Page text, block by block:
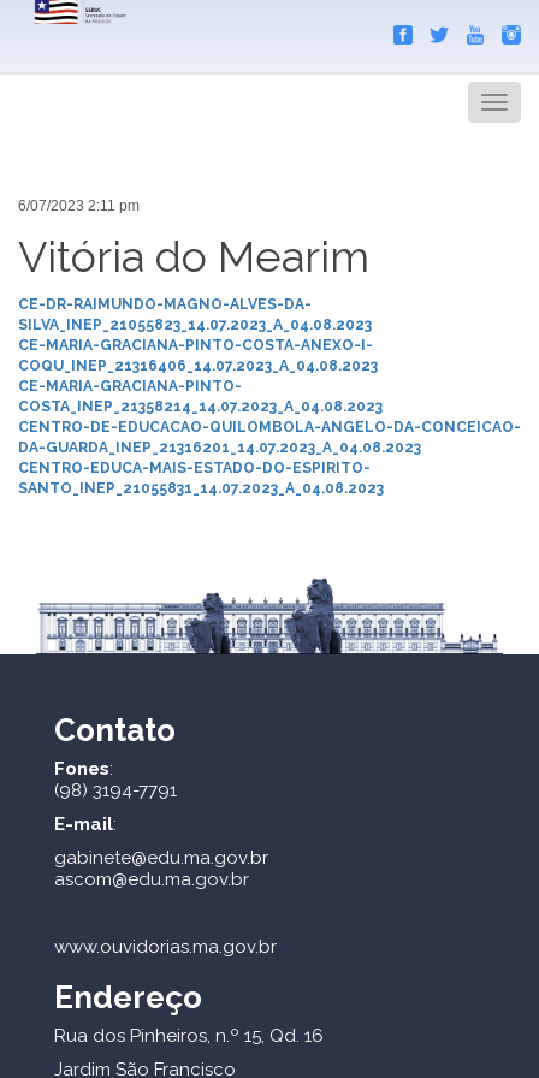
Menu
6/07/2023 2:11 pm
Vitória do Mearim
CE-DR-RAIMUNDO-MAGNO-ALVES-DA-
SILVA_INEP_21055823_14.07.2023_A_04.08.2023
CE-MARIA-GRACIANA-PINTO-COSTA-ANEXO-I-
COQU_INEP_21316406_14.07.2023_A_04.08.2023
CE-MARIA-GRACIANA-PINTO-
COSTA_INEP_21358214_14.07.2023_A_04.08.2023
CENTRO-DE-EDUCACAO-QUILOMBOLA-ANGELO-DA-CONCEICAO-
DA-GUARDA_INEP_21316201_14.07.2023_A_04.08.2023
CENTRO-EDUCA-MAIS-ESTADO-DO-ESPIRITO-
SANTO_INEP_21055831_14.07.2023_A_04.08.2023
Contato
Fones:
(98) 3194-7791
E-mail:
gabinete@edu.ma.gov.br
ascom@edu.ma.gov.br
www.ouvidorias.ma.gov.br
Endereço
Rua dos Pinheiros, n.º 15, Qd. 16
Jardim São Francisco